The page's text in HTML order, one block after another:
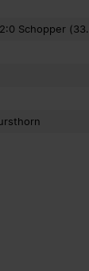
Schopper